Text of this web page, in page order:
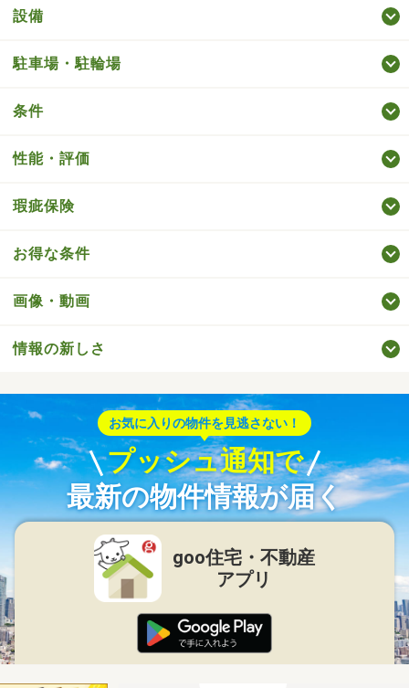
設備
駐車場・駐輪場
条件
性能・評価
瑕疵保険
お得な条件
画像・動画
情報の新しさ
お気に入りの物件を見逃さない！
プッシュ通知で
最新の物件情報が届く
goo住宅・不動産
アプリ